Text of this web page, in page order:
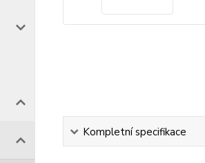
Kompletní specifikace